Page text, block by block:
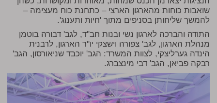
שואבות כוחות מהארגון הארצי – כתחנת כוח מעצימה –
להמשך שליחותן בסניפים מתוך 'חיות ותענוג'.
התודה והברכה לארגון נשי ובנות חב"ד, לגב' דבורה בוטמן
מנהלת הארגון, לגב' צפורה וישצקי יו"ר הארגון, לרבנית
הינדה גערליצקי, לצוות המשרד: הגב' יוכבד שניאורסון, הגב'
רבקה פביאן, הגב' דבי מינצברג.